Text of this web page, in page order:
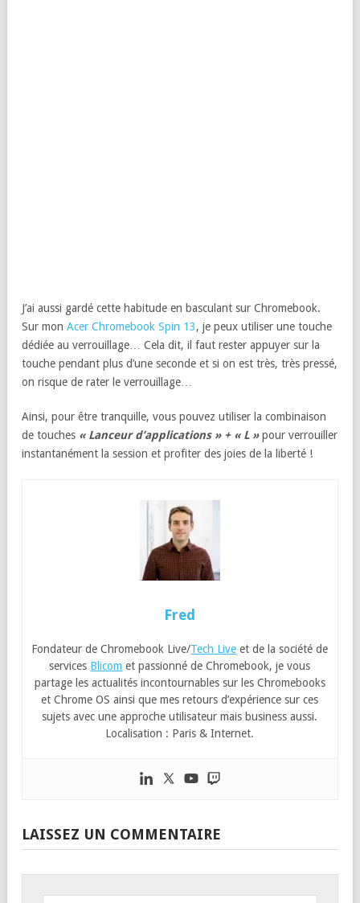
J’ai aussi gardé cette habitude en basculant sur Chromebook.
Sur mon Acer Chromebook Spin 13, je peux utiliser une touche
dédiée au verrouillage… Cela dit, il faut rester appuyer sur la
touche pendant plus d’une seconde et si on est très, très pressé,
on risque de rater le verrouillage…
Ainsi, pour être tranquille, vous pouvez utiliser la combinaison
de touches « Lanceur d’applications » + « L »pour verrouiller
instantanément la session et profiter des joies de la liberté !
Fred
Fondateur de Chromebook Live/Tech Live et de la société de
services Blicom et passionné de Chromebook, je vous
partage les actualités incontournables sur les Chromebooks
et Chrome OS ainsi que mes retours d’expérience sur ces
sujets avec une approche utilisateur mais business aussi.
Localisation : Paris & Internet.
LAISSEZ UN COMMENTAIRE